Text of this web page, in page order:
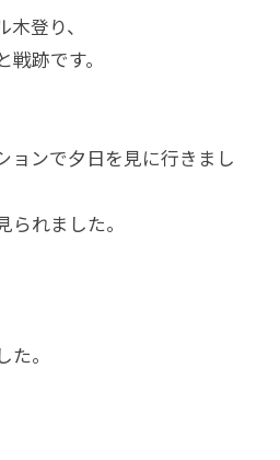
登り、
跡です。
ョンで夕日を見に行きまし
れました。
。